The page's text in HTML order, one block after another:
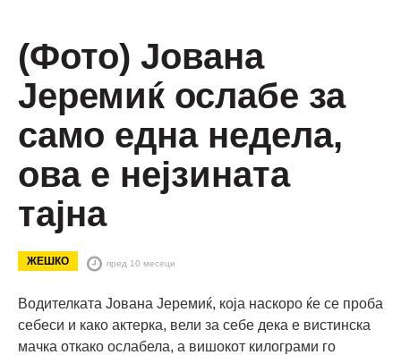
(Фото) Јована
Јеремиќ ослабе за
само една недела,
ова е нејзината
тајна
ЖЕШКО пред 10 месеци
Водителката Јована Јеремиќ, која наскоро ќе се проба
себеси и како актерка, вели за себе дека е вистинска
мачка откако ослабела, а вишокот килограми го